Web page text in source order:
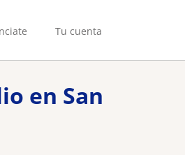
Tu cuenta
en San